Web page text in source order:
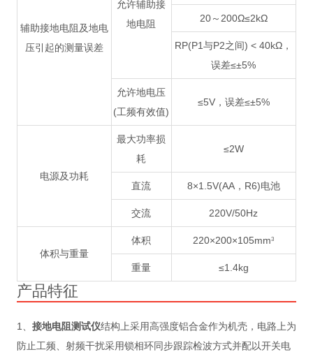
辅助接地电阻及地电
压引起的测量误差
允许辅助接
地电阻
20～200Ω≤2kΩ
RP(P1与P2之间) < 40kΩ，
误差≤±5%
允许地电压
(工频有效值)
≤5V，误差≤±5%
电源及功耗
最大功率损
耗
≤2W
直流 8×1.5V(AA，R6)电池
交流 220V/50Hz
体积与重量
体积 220×200×105mm3
重量 ≤1.4kg
产品特征
1、 接地电阻测试仪结构上采用高强度铝合金作为机壳，电路上为
防止工频、射频干扰采用锁相环同步跟踪检波方式并配以开关电